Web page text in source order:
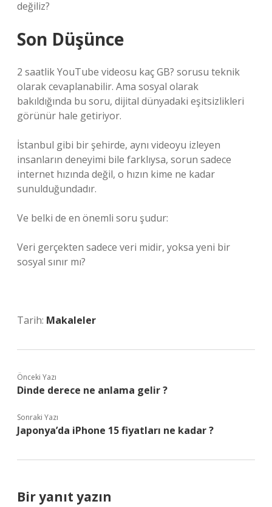
değiliz?
Son Düşünce
2 saatlik YouTube videosu kaç GB? sorusu teknik
olarak cevaplanabilir. Ama sosyal olarak
bakıldığında bu soru, dijital dünyadaki eşitsizlikleri
görünür hale getiriyor.
İstanbul gibi bir şehirde, aynı videoyu izleyen
insanların deneyimi bile farklıysa, sorun sadece
internet hızında değil, o hızın kime ne kadar
sunulduğundadır.
Ve belki de en önemli soru şudur:
Veri gerçekten sadece veri midir, yoksa yeni bir
sosyal sınır mı?
Tarih: Makaleler
Önceki Yazı
Dinde derece ne anlama gelir ?
Sonraki Yazı
Japonya’da iPhone 15 fiyatları ne kadar ?
Bir yanıt yazın